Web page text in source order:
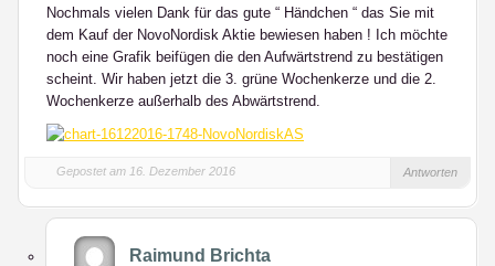
Nochmals vielen Dank für das gute “ Händchen “ das Sie mit
dem Kauf der NovoNordisk Aktie bewiesen haben ! Ich möchte
noch eine Grafik beifügen die den Aufwärtstrend zu bestätigen
scheint. Wir haben jetzt die 3. grüne Wochenkerze und die 2.
Wochenkerze außerhalb des Abwärtstrend.
Gepostet am 16. Dezember 2016 Antworten
Raimund Brichta